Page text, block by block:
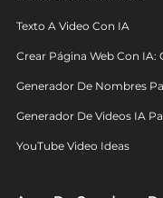
Texto A Video Con IA
Crear Página Web Con IA:
Generador De Nombres
Generador De Videos IA
YouTube Video Ideas